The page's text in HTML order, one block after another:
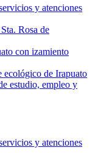
y atenciones
Rosa de
con izamiento
ecológico de Irapuato
estudio, empleo y
y atenciones